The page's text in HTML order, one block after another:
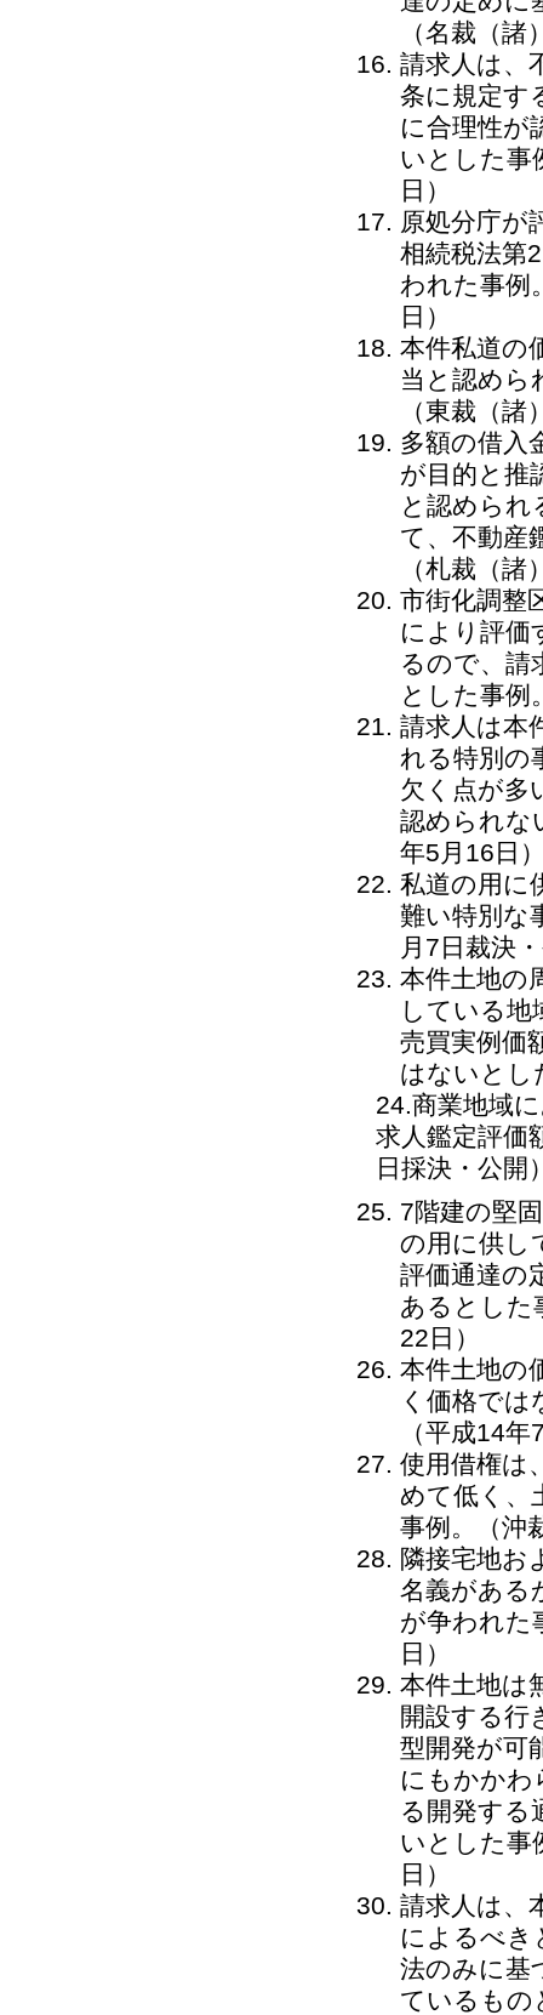
（名裁（
請求人は、
条に規定す
に合理性が
いとした事
日）
原処分庁が
相続税法第
われた事例
日）
本件私道の
当と認めら
（東裁（
多額の借入
が目的と推
と認められ
て、不動産
（札裁（
市街化調整
により評価
るので、請
とした事例
請求人は本
れる特別の
欠く点が多
認められな
年5月16日
私道の用に
難い特別な
月7日裁決
本件土地の
している地
売買実例価
はないとし
24.商業地域
求人鑑定評価
日採決・公開
7階建の堅
の用に供し
評価通達の
あるとした
22日）
本件土地の
く価格では
（平成14
使用借権は
めて低く、
事例。（沖
隣接宅地お
名義がある
が争われた
日）
本件土地は
開設する行
型開発が可
にもかかわ
る開発する
いとした事
日）
請求人は、
によるべき
法のみに基
ているもの